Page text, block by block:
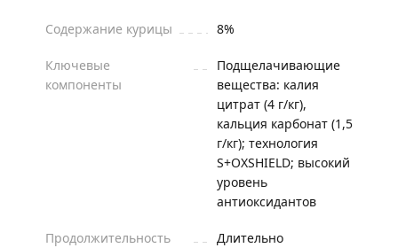
Содержание курицы 8%
Ключевые
компоненты
Подщелачивающие
вещества: калия
цитрат (4 г/кг),
кальция карбонат (1,5
г/кг); технология
S+OXSHIELD; высокий
уровень
антиоксидантов
Продолжительность
Длительно